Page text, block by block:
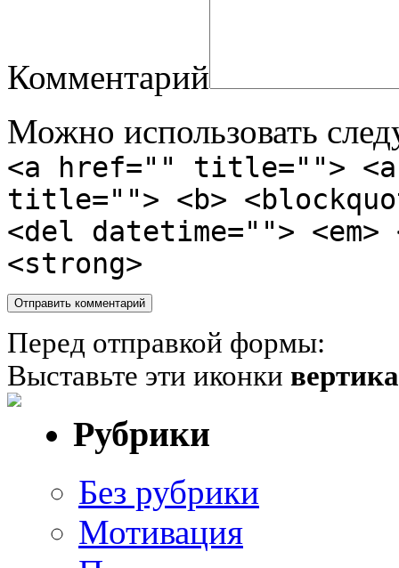
Комментарий
Можно использовать
<a href="" title="">
title=""> <b>
<del datetime="">
<strong>
Перед отправкой формы:
Выставьте эти иконки
Рубрики
Без рубрики
Мотивация